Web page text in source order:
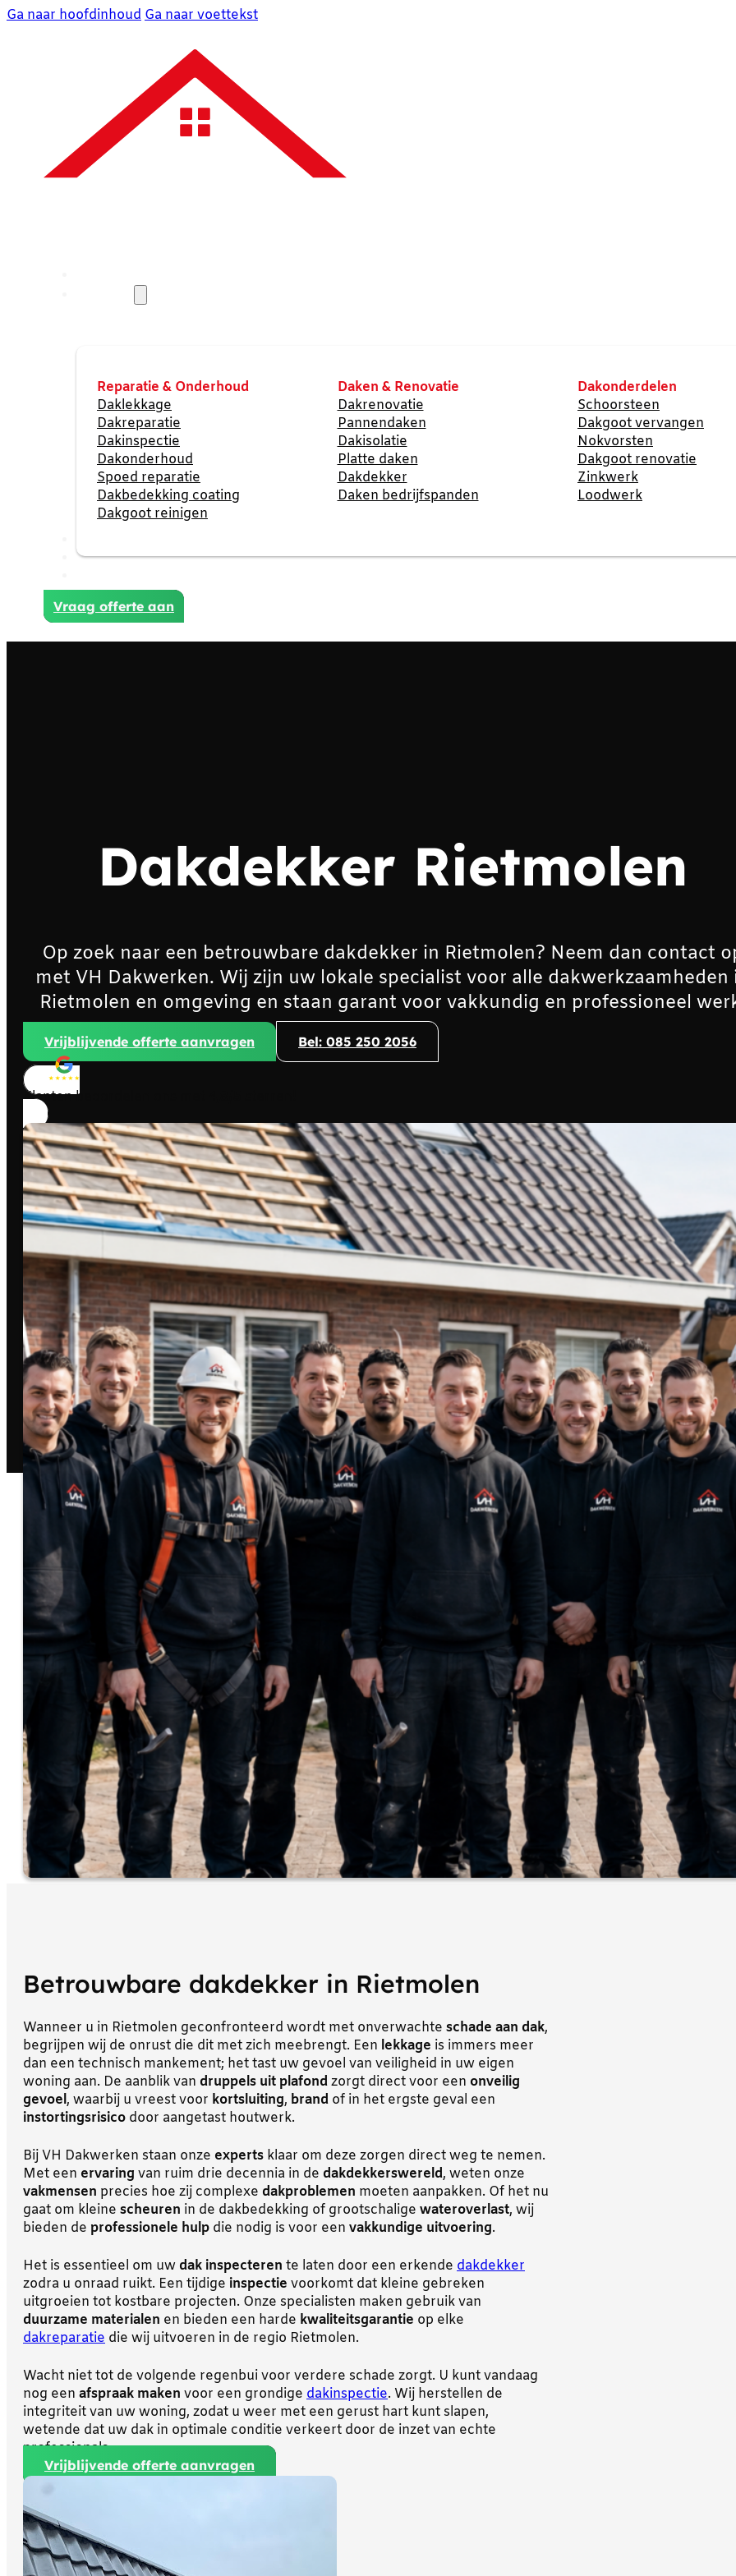
Ga naar hoofdinhoud Ga naar voettekst
Reparatie & Onderhoud
Daklekkage
Dakreparatie
Dakinspectie
Dakonderhoud
Spoed reparatie
Dakbedekking coating
Dakgoot reinigen
Daken & Renovatie
Dakrenovatie
Pannendaken
Dakisolatie
Platte daken
Dakdekker
Daken bedrijfspanden
Dakonderdelen
Schoorsteen
Dakgoot vervangen
Nokvorsten
Dakgoot renovatie
Zinkwerk
Loodwerk
Projecten
Vraag offerte aan
Dakdekker Rietmolen
Op zoek naar een betrouwbare dakdekker in Rietmolen? Neem dan contact
met VH Dakwerken. Wij zijn uw lokale specialist voor alle dakwerkzaamheden
Rietmolen en omgeving en staan garant voor vakkundig en professioneel
Vrijblijvende offerte aanvragen Bel: 085 250 2056
Klanten beoordelen ons met
Betrouwbare dakdekker in Rietmolen
Wanneer u in Rietmolen geconfronteerd wordt met onverwachte schade aan dak,
begrijpen wij de onrust die dit met zich meebrengt. Een lekkage is immers meer
dan een technisch mankement; het tast uw gevoel van veiligheid in uw eigen
woning aan. De aanblik van druppels uit plafondzorgt direct voor een onveilig
gevoel, waarbij u vreest voor kortsluiting, brand of in het ergste geval een
instortingsrisico door aangetast houtwerk.
Bij VH Dakwerken staan onze experts klaar om deze zorgen direct weg te nemen.
Met een ervaring van ruim drie decennia in de dakdekkerswereld, weten onze
vakmensen precies hoe zij complexe dakproblemen moeten aanpakken. Of het nu
gaat om kleine scheuren in de dakbedekking of grootschalige wateroverlast, wij
bieden de professionele hulp die nodig is voor een vakkundige uitvoering.
Het is essentieel om uw dak inspecteren te laten door een erkende dakdekker
zodra u onraad ruikt. Een tijdige inspectie voorkomt dat kleine gebreken
uitgroeien tot kostbare projecten. Onze specialisten maken gebruik van
duurzame materialen en bieden een harde kwaliteitsgarantie op elke
dakreparatie die wij uitvoeren in de regio Rietmolen.
Wacht niet tot de volgende regenbui voor verdere schade zorgt. U kunt vandaag
nog een afspraak maken voor een grondige dakinspectie. Wij herstellen de
integriteit van uw woning, zodat u weer met een gerust hart kunt slapen,
wetende dat uw dak in optimale conditie verkeert door de inzet van echte
professionals.
Vrijblijvende offerte aanvragen